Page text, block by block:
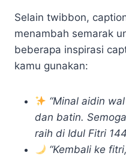
Selain twibbon,
menambah semarak
beberapa inspirasi
kamu gunakan:
“Minal aidin
dan batin.
raih di Idul Fitri
“Kembali ke